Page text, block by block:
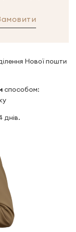
Нової пошти
способом:
днів.